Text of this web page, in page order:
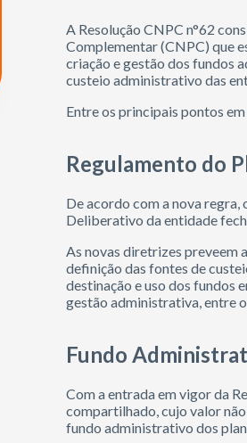
A Resolução CNPC n°62
Complementar (CNPC) que
criação e gestão dos fundos
custeio administrativo das
Entre os principais pontos
Regulamento do
De acordo com a nova
Deliberativo da entidade
As novas diretrizes preveem
definição das fontes de
destinação e uso dos fundos
gestão administrativa, entre
Fundo
Com a entrada em vigor da
compartilhado, cujo valor
fundo administrativo dos